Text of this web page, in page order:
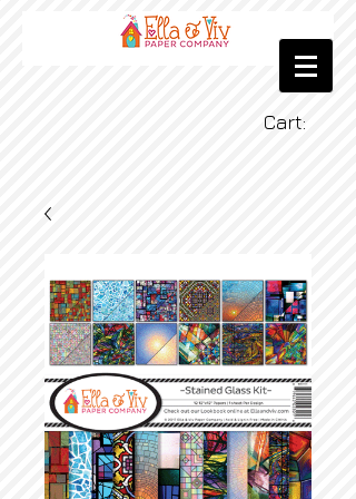
Cart: